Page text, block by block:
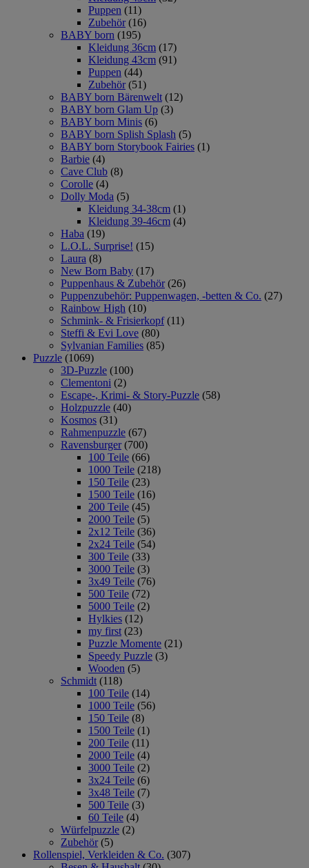
Puppen (11)
Zubehör (16)
BABY born (195)
Kleidung 36cm (17)
Kleidung 43cm (91)
Puppen (44)
Zubehör (51)
BABY born Bärenwelt (12)
BABY born Glam Up (3)
BABY born Minis (6)
BABY born Splish Splash (5)
BABY born Storybook Fairies (1)
Barbie (4)
Cave Club (8)
Corolle (4)
Dolly Moda (5)
Kleidung 34-38cm (1)
Kleidung 39-46cm (4)
Haba (19)
L.O.L. Surprise! (15)
Laura (8)
New Born Baby (17)
Puppenhaus & Zubehör (26)
Puppenzubehör: Puppenwagen, -betten & Co. (27)
Rainbow High (10)
Schmink- & Frisierkopf (11)
Steffi & Evi Love (80)
Sylvanian Families (85)
Puzzle (1069)
3D-Puzzle (100)
Clementoni (2)
Escape-, Krimi- & Story-Puzzle (58)
Holzpuzzle (40)
Kosmos (31)
Rahmenpuzzle (67)
Ravensburger (700)
100 Teile (66)
1000 Teile (218)
150 Teile (23)
1500 Teile (16)
200 Teile (45)
2000 Teile (5)
2x12 Teile (36)
2x24 Teile (54)
300 Teile (33)
3000 Teile (3)
3x49 Teile (76)
500 Teile (72)
5000 Teile (2)
Hylkies (12)
my first (23)
Puzzle Momente (21)
Speedy Puzzle (3)
Wooden (5)
Schmidt (118)
100 Teile (14)
1000 Teile (56)
150 Teile (8)
1500 Teile (1)
200 Teile (11)
2000 Teile (4)
3000 Teile (2)
3x24 Teile (6)
3x48 Teile (7)
500 Teile (3)
60 Teile (4)
Würfelpuzzle (2)
Zubehör (5)
Rollenspiel, Verkleiden & Co. (307)